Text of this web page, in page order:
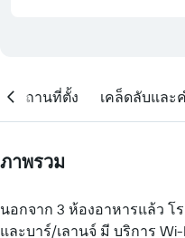
สถานที่ตั้ง เคล็ดลับและ
ภาพรวม
นอกจาก 3 ห้องอาหารแล้ว โ
และบาร์/เลานจ์ มี บริการ